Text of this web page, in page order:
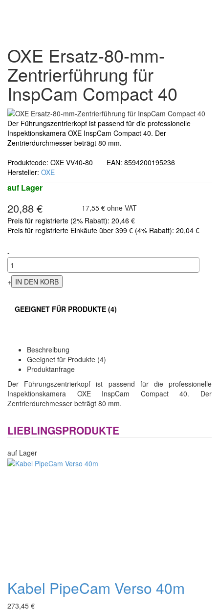
OXE Ersatz-80-mm-
Zentrierführung für
InspCam Compact 40
Der Führungszentrierkopf ist passend für die professionelle
Inspektionskamera OXE InspCam Compact 40. Der
Zentrierdurchmesser beträgt 80 mm.
Produktcode: OXE VV40-80 EAN: 8594200195236
Hersteller: OXE
auf Lager
20,88 €
17,55 € ohne VAT
Preis für registrierte (2% Rabatt): 20,46 €
Preis für registrierte Einkäufe über 399 € (4% Rabatt): 20,04 €
-
+
GEEIGNET FÜR PRODUKTE (4)
Beschreibung
Geeignet für Produkte (4)
Produktanfrage
Der Führungszentrierkopf ist passend für die professionelle
Inspektionskamera OXE InspCam Compact 40. Der
Zentrierdurchmesser beträgt 80 mm.
LIEBLINGSPRODUKTE
auf Lager
Kabel PipeCam Verso 40m
273,45 €